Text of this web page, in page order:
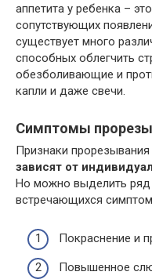
аппетита у ребенка –
сопутствующих
существует много
способных облегчить
обезболивающие и
капли и даже свечи.
Симптомы
Признаки
зависят от
Но можно выделить ряд
встречающихся
Покраснение и
Повышенное